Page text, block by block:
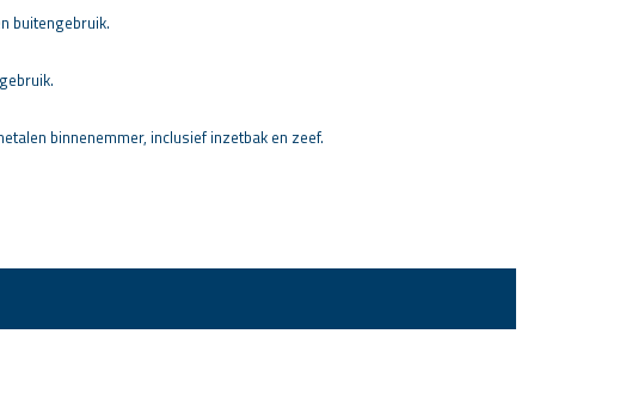
buitengebruik.
binnenemmer, inclusief inzetbak en zeef.